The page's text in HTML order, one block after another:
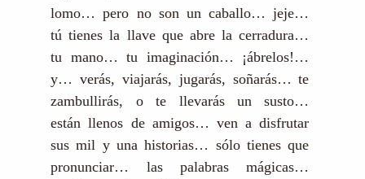
lomo… pero no son un caballo… jeje…
tú tienes la llave que abre la cerradura…
tu mano… tu imaginación… ¡ábrelos!…
y… verás, viajarás, jugarás, soñarás… te
zambullirás, o te llevarás un susto…
están llenos de amigos… ven a disfrutar
sus mil y una historias… sólo tienes que
pronunciar… las palabras mágicas…